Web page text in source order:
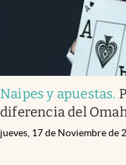
Naipes y apuestas.
diferencia del
jueves, 17 de Noviembre de